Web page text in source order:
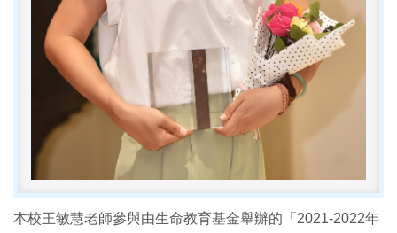
本校王敏慧老師參與由生命教育基金舉辦的「2021-2022年